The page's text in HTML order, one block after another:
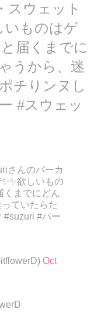
スウェット
いものはゲ
届くまでに
うから、迷
チりンヌし
#スウェッ
さんのパーカ
欲しいもの
くまでにどん
ていたらた
#suzuri #パー
Oct